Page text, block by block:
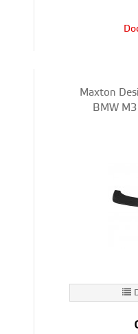
Maxton
BMW